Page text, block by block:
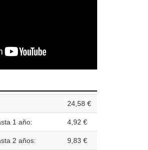
24,58 €
1 año: 4,92 €
2 años: 9,83 €